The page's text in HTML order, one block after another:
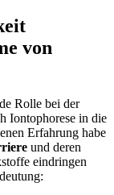
von
Rolle bei der
Iontophorese in die
Erfahrung habe
und deren
eindringen